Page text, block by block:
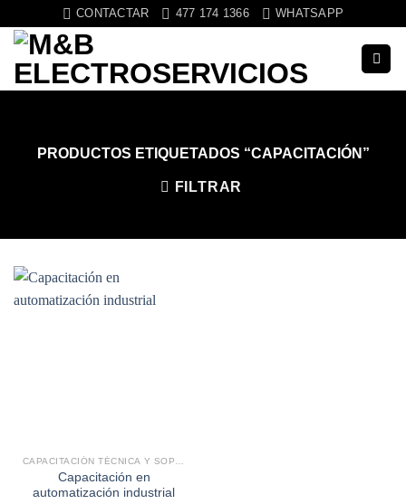
contenido
CONTACTAR 477 174 1366 WHATSAPP
PRODUCTOS ETIQUETADOS “CAPACITACIÓN”
FILTRAR
Capacitación en
automatización industrial